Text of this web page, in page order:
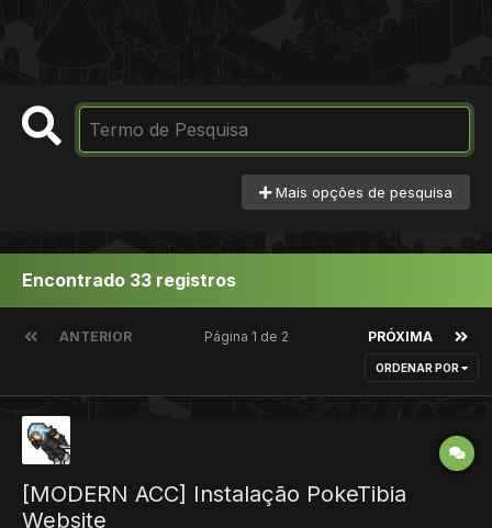
Mais opções de pesquisa
Encontrado 33 registros
ANTERIOR PRÓXIMA
Página 1 de 2
ORDENAR POR
[MODERN ACC] Instalação PokeTibia
Website